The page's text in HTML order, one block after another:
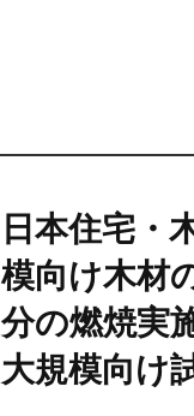
日本住宅・
模向け木材
分の燃焼実
大規模向け